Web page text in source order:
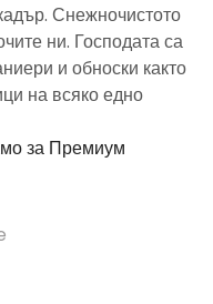
Снежночистото
ни. Господата са
и обноски както
на всяко едно
за Премиум